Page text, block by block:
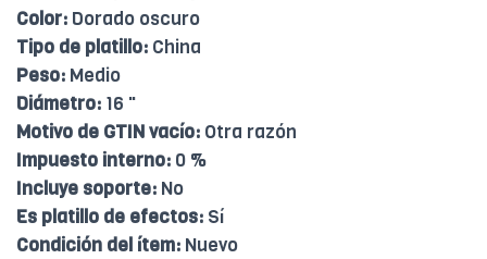
Color: Dorado oscuro
Tipo de platillo: China
Peso: Medio
Diámetro: 16 "
Motivo de GTIN vacío: Otra razón
Impuesto interno: 0 %
Incluye soporte: No
Es platillo de efectos: Sí
Condición del ítem: Nuevo